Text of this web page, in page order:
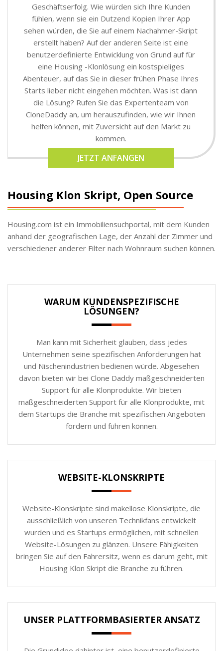
Geschäftserfolg. Wie würden sich Ihre Kunden
fühlen, wenn sie ein Dutzend Kopien Ihrer App
sehen würden, die Sie auf einem Nachahmer-Skript
erstellt haben? Auf der anderen Seite ist eine
benutzerdefinierte Entwicklung von Grund auf für
eine Housing -Klonlösung ein kostspieliges
Abenteuer, auf das Sie in dieser frühen Phase Ihres
Starts lieber nicht eingehen möchten. Was ist dann
die Lösung? Rufen Sie das Expertenteam von
CloneDaddy an, um herauszufinden, wie wir Ihnen
helfen können, mit Zuversicht auf den Markt zu
kommen.
JETZT ANFANGEN
Housing Klon Skript, Open Source
Housing.com ist ein Immobiliensuchportal, mit dem Kunden
anhand der geografischen Lage, der Anzahl der Zimmer und
verschiedener anderer Filter nach Wohnraum suchen können.
WARUM KUNDENSPEZIFISCHE
LÖSUNGEN?
Man kann mit Sicherheit glauben, dass jedes
Unternehmen seine spezifischen Anforderungen hat
und Nischenindustrien bedienen würde. Abgesehen
davon bieten wir bei Clone Daddy maßgeschneiderten
Support für alle Klonprodukte. Wir bieten
maßgeschneiderten Support für alle Klonprodukte, mit
dem Startups die Branche mit spezifischen Angeboten
fördern und führen können.
WEBSITE-KLONSKRIPTE
Website-Klonskripte sind makellose Klonskripte, die
ausschließlich von unseren Technikfans entwickelt
wurden und es Startups ermöglichen, mit schnellen
Website-Lösungen zu glänzen. Unsere Fähigkeiten
bringen Sie auf den Fahrersitz, wenn es darum geht, mit
Housing Klon Skript die Branche zu führen.
UNSER PLATTFORMBASIERTER ANSATZ